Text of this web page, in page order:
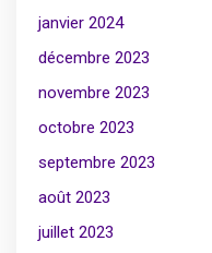
janvier 2024
décembre 2023
novembre 2023
octobre 2023
septembre 2023
août 2023
juillet 2023